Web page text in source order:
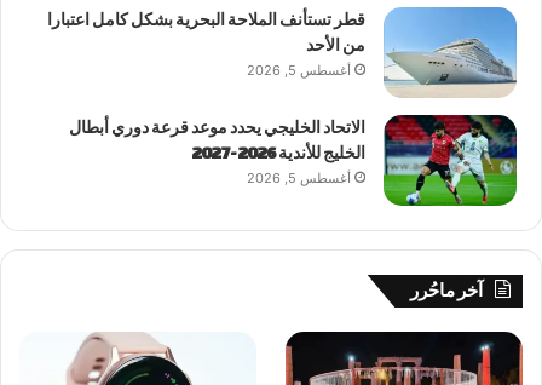
قطر تستأنف الملاحة البحرية بشكل كامل اعتبارا
من الأحد
أغسطس 5, 2026
الاتحاد الخليجي يحدد موعد قرعة دوري أبطال
الخليج للأندية 2026-2027
أغسطس 5, 2026
آخر ماحُرر